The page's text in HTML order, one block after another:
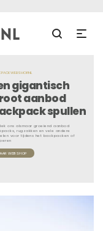
gigantisch
aanbod
spullen
ons alsmaar groeiend aanbod
rugzakken en vele andere
voor tijdens het backpacken of
WEBSHOP